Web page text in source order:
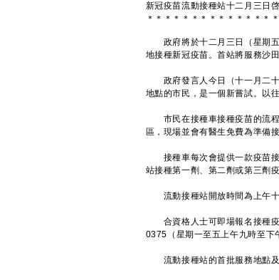
新冠疫苗流動接種站十二月三日啓
＊ ＊ ＊ ＊ ＊ ＊ ＊ ＊ ＊ ＊ ＊ ＊ ＊ ＊ ＊
政府將於十二月三日（星期五
地接種新冠疫苗。首站將服務沙
政府發言人今日（十一月二十
地點的市民，是一個新嘗試。以
市民在接種車接種疫苗的流程
區，現場並會有醫生免費為準備
接種車每次會提供一款疫苗接
站接種第一劑、第二劑或第三劑疫
流動接種站開放時間為上午十
合資格人士可即場報名接種疫
0375（星期一至五上午九時至下
流動接種站的首批服務地點及